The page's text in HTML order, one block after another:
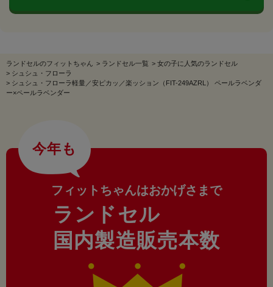
ランドセルのフィットちゃん > ランドセル一覧 > 女の子に人気のランドセル
> シュシュ・フローラ
> シュシュ・フローラ軽量／安ピカッ／楽ッション（FIT-249AZRL） ペールラベンダ
ー×ペールラベンダー
今年も
フィットちゃんはおかげさまで
ランドセル
国内製造販売本数